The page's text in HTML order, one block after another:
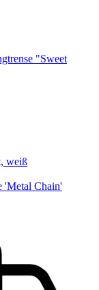
"Sweet
weiß
'Metal Chain'